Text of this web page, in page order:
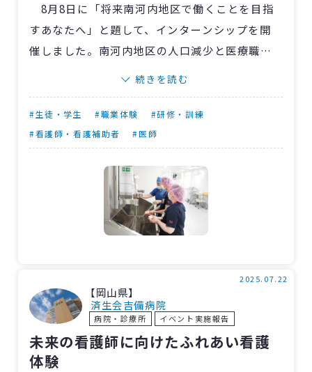
8月8日に「将来南河内地区で働くことを目指
すあなたへ」と題して、インターンシップを開
催しました。南河内地区の人口減少と医療職の
人材不足を解消すべく、同地区在住の医療系学
を対象に企画。それぞれ養成校に通う、看護師
12人、臨床工学技士1人、放射線技師2人、臨床
〈大阪〉富田林病院職員と同じユニホームを
着用し、実際の臨床現場を経験してもらいまし
た。参加者からは「病室で患者さんと話すなど
良い経験ができた」「救急外来で体験した心電
「手術室で手袋をつけるのが難しかった。ガウ
ンは2人で協力して着るということも知れて、と
ても良い経験になった」との感想が寄せられま
した。
続きを読む
#生徒・学生 #職業体験
#研修・訓練
#看護師・看護補助者
#医師
【岡山県】
済生会吉備病院
病院・診療所 イベント実施報告
2025.07.22
未来の看護師に向けたふれあい看護
体験